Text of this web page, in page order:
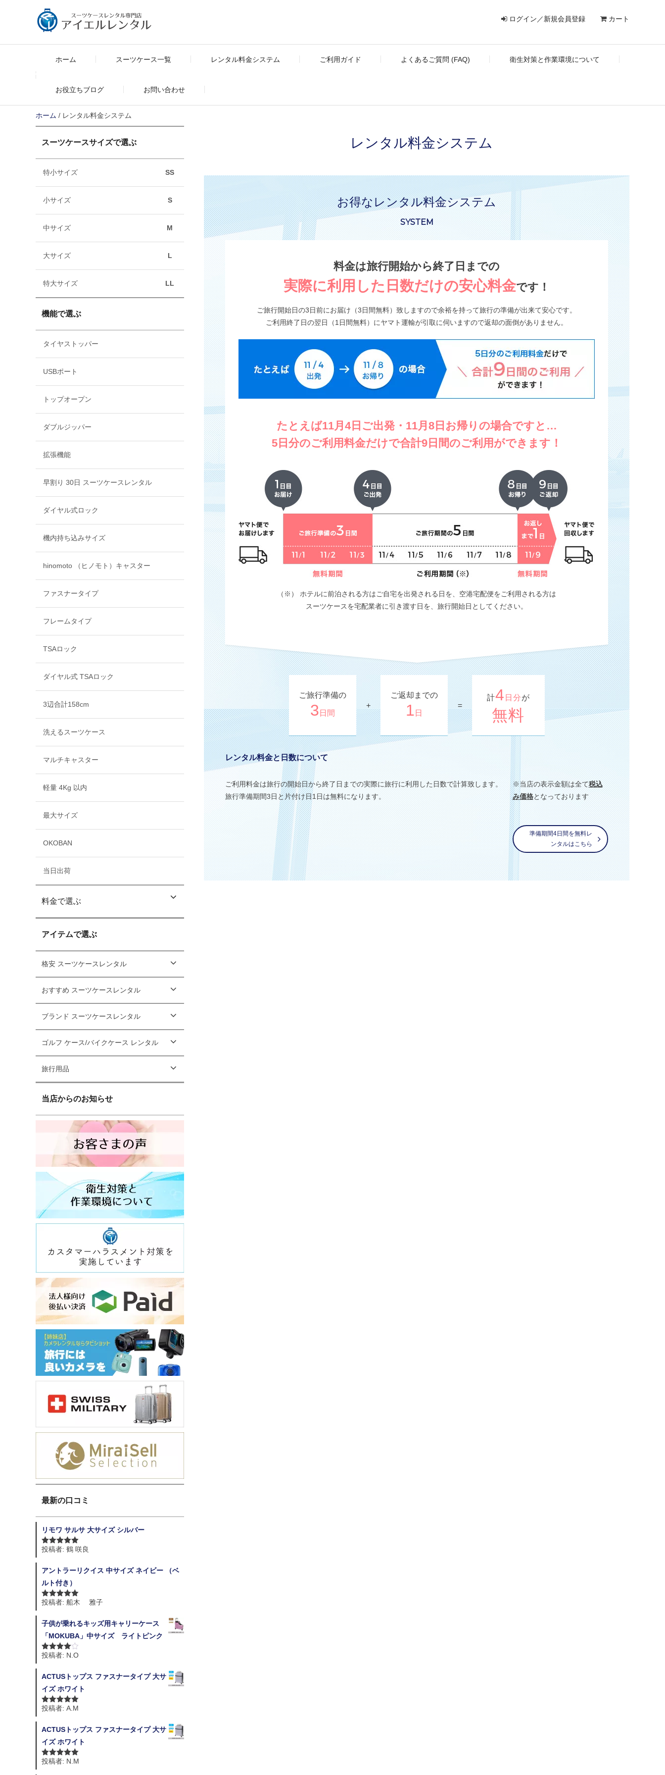
ログイン／新規会員登録 カート
ホーム スーツケース一覧 レンタル料金システム ご利用ガイド よくあるご質問 (FAQ) 衛生対策と作業環境について
お役立ちブログ お問い合わせ
ホーム / レンタル料金システム
レンタル料金システム
お得なレンタル料金システム
SYSTEM
料金は旅行開始から終了日までの
実際に利用した日数だけの安心料金です！
ご旅行開始日の3日前にお届け（3日間無料）致しますので余裕を持って旅行の準備が出来て安心です。
ご利用終了日の翌日（1日間無料）にヤマト運輸が引取に伺いますので返却の面倒がありません。
たとえば11月4日ご出発・11月8日お帰りの場合ですと…
5日分のご利用料金だけで合計9日間のご利用 ができます！
（※） ホテルに前泊される方はご自宅を出発される日を、空港宅配便をご利用される方は
スーツケースを宅配業者に引き渡す日を、旅行開始日としてください。
ご旅行準備の
3 日間
+
ご返却までの
1 日
=
計4 日分が
無料
レンタル料金と日数について
ご利用料金は旅行の開始日から終了日までの実際に旅行に利用した日数で計算致します。
旅行準備期間3日と片付け日1日は無料になります。
※当店の表示金額は全て税込
み価格となっております
準備期間4日間を無料レ
ンタルはこちら
スーツケースサイズで選ぶ
特小サイズ SS
小サイズ S
中サイズ M
大サイズ L
特大サイズ LL
機能で選ぶ
タイヤストッパー
USBポート
トップオープン
ダブルジッパー
拡張機能
早割り 30日 スーツケースレンタル
ダイヤル式ロック
機内持ち込みサイズ
hinomoto （ヒノモト）キャスター
ファスナータイプ
フレームタイプ
TSAロック
ダイヤル式 TSAロック
3辺合計158cm
洗えるスーツケース
マルチキャスター
軽量 4Kg 以内
最大サイズ
OKOBAN
当日出荷
料金で選ぶ
アイテムで選ぶ
格安 スーツケースレンタル
おすすめ スーツケースレンタル
ブランド スーツケースレンタル
ゴルフ ケース/バイクケース レンタル
旅行用品
当店からのお知らせ
最新の口コミ
リモワ サルサ 大サイズ シルバー
5段階中 5の
投稿者: 鶴 咲良
アントラーリクイス 中サイズ ネイビー （ベ
ルト付き）
5段階中 5の
投稿者: 船木 雅子
子供が乗れるキッズ用キャリーケース
「MOKUBA」中サイズ ライトピンク
5段階中 4
投稿者: N.O
ACTUSトップス ファスナータイプ 大サ
イズ ホワイト
5段階中 5の
投稿者: A.M
ACTUSトップス ファスナータイプ 大サ
イズ ホワイト
5段階中 5の
投稿者: N.M